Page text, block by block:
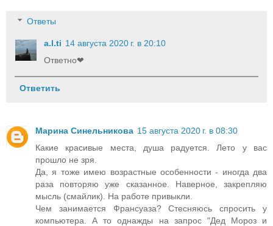
Ответы
a.l.ti 14 августа 2020 г. в 20:10
Ответно❤
Ответить
Марина Синельникова 15 августа 2020 г. в 08:30
Какие красивые места, душа радуется. Лето у вас
прошло не зря.
Да, я тоже имею возрастные особенности - иногда два
раза повторяю уже сказанное. Наверное, закрепляю
мысль (смайлик). На работе привыкли.
Чем занимается Франсуаза? Стесняюсь спросить у
компьютера. А то однажды на запрос "Дед Мороз и